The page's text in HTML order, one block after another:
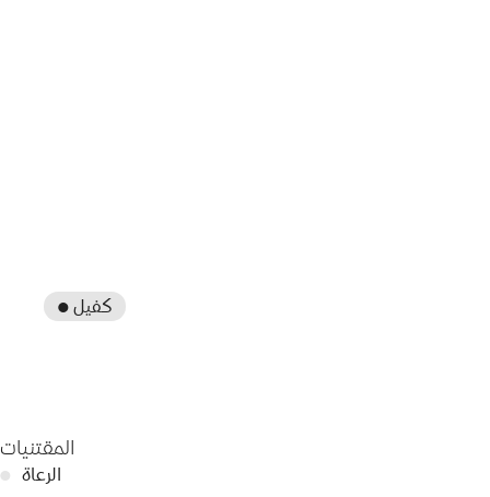
● كفيل
المقتنيات
● الرعاة